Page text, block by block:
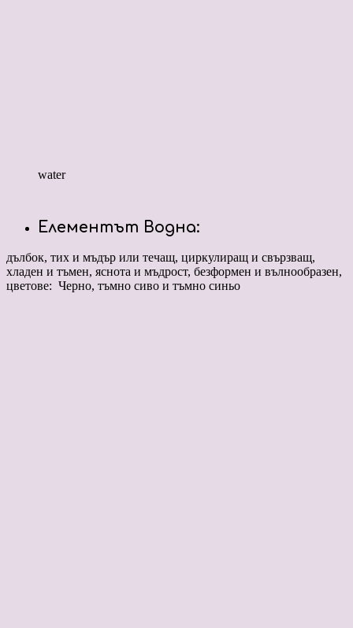
water
Елементът Водна:
дълбок, тих и мъдър или течащ, циркулиращ и свързващ,
хладен и тъмен, яснота и мъдрост, безформен и вълнообразен,
цветове: Черно, тъмно сиво и тъмно синьо